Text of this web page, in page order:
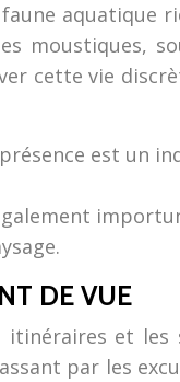
aquatique
moustiques,
cette vie
est un
DE VUE
et les
par les